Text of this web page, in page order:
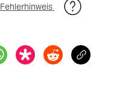
Fehlerhinweis